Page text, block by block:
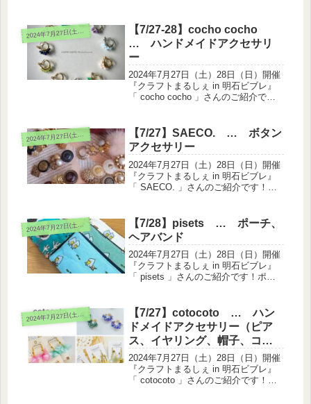
出展されます。手描きした板から切り
出したパーツ...
2024年7月27日(土)28日(日)
【7/27-28】cocho cocho
… ハンドメイドアクセサリ
ー
2024年7月27日（土）28日（日）開催
『クラフトまるしぇ in 明石ビブレ』
「 cocho cocho 」さんのご紹介で
の素材でワイヤーワーク・刺繍・編み
物などの手芸で...
2024年7月27日(土)28日(日)
【7/27】SAECO. … ボタン
アクセサリー
2024年7月27日（土）28日（日）開催
『クラフトまるしぇ in 明石ビブレ』
「 SAECO. 」さんのご紹介です！ボ
テージボタンをメインで使用し、様々
な素材と組み合...
2024年7月27日(土)28日(日)
【7/28】pisets … ポーチ、
ヘアバンド
2024年7月27日（土）28日（日）開催
『クラフトまるしぇ in 明石ビブレ』
「 pisets 」さんのご紹介です！ポー
お花柄、インド刺繍のポーチやヘアバ
ンドをたくさ...
2024年7月27日(土)28日(日)
【7/27】cotocoto … ハン
ドメイドアクセサリー（ピア
ス、イヤリング、帽子、コサ
ージュ、髪飾りなど）
2024年7月27日（土）28日（日）開催
『クラフトまるしぇ in 明石ビブレ』
「 cotocoto 」さんのご紹介です！ハ